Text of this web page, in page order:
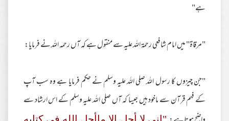
ہے"
"مرقاۃ" میں امام شافعی رحمۃ اللہ علیہ سے منقول ہے کہ آں رحمہ اللہ نے فرمایا:
"جن چیزوں کا رسول اللہ صلی اللہ علیہ وسلم نے حکم فرمایا ہے وہ سب آپ
کے فہم قرآن سے ماخود ہیں جیسا کہ آں صلی اللہ علیہ وسلم کے اس ارشاد سے
"إني لا أحل إلا ماأحل الله في كتابه